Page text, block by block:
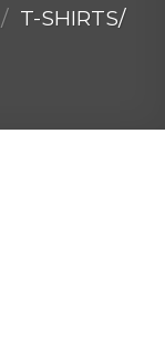
/ T-SHIRTS/